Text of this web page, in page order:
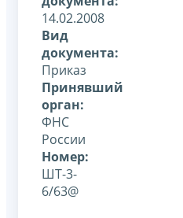
14.02.2008
Вид
документа:
Приказ
Принявший
орган:
ФНС
России
Номер:
ШТ-3-
6/63@